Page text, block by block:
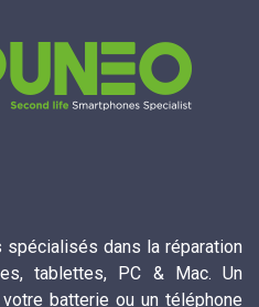
spécialisés dans la réparation
tablettes, PC & Mac. Un
batterie ou un téléphone